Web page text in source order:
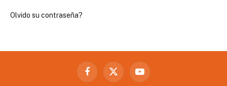
Olvido su contraseña?
Facebook
X
YouTube